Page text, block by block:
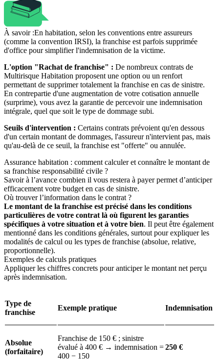
À savoir :En habitation, selon les conventions entre assureurs
(comme la convention IRSI), la franchise est parfois supprimée
d'office pour simplifier l'indemnisation de la victime.
L'option "Rachat de franchise" : De nombreux contrats de
Multirisque Habitation proposent une option ou un renfort
permettant de supprimer totalement la franchise en cas de sinistre.
En contrepartie d'une augmentation de votre cotisation annuelle
(surprime), vous avez la garantie de percevoir une indemnisation
intégrale, quel que soit le type de dommage subi.
Seuils d'intervention : Certains contrats prévoient qu'en dessous
d'un certain montant de dommages, l'assureur n'intervient pas, mais
qu'au-delà de ce seuil, la franchise est "offerte" ou annulée.
Assurance habitation : comment calculer et connaître le montant de
sa franchise responsabilité civile ?
Savoir à l’avance combien il vous restera à payer permet d’anticiper
efficacement votre budget en cas de sinistre.
Où trouver l’information dans le contrat ?
Le montant de la franchise est précisé dans les conditions
particulières de votre contrat là où figurent les garanties
spécifiques à votre situation et à votre bien. Il peut être également
mentionné dans les conditions générales, surtout pour expliquer les
modalités de calcul ou les types de franchise (absolue, relative,
proportionnelle).
Exemples de calculs pratiques
Appliquer les chiffres concrets pour anticiper le montant net perçu
après indemnisation.
Type de
franchise
Exemple pratique Indemnisation
Absolue
(forfaitaire)
Franchise de 150 € ; sinistre
évalué à 400 € → indemnisation =
400 − 150
250 €